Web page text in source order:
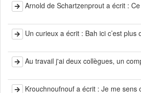
Arnold de Schartzenprout a écrit :
Un curieux a écrit : Bah ici c’est
Au travail j'ai deux collègues, un
Krouchnoufnouf a écrit : Je me